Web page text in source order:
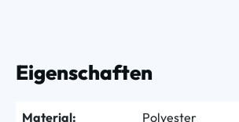
Eigenschaften
Material: Polyester